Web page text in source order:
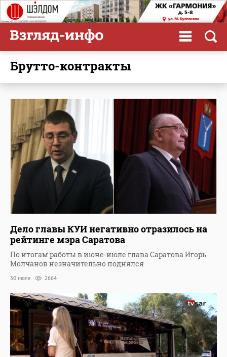
брутто-контракты
Дело главы КУИ негативно отразилось на
рейтинге мэра Саратова
По итогам работы в июне-июле глава Саратова Игорь
Молчанов незначительно поднялся
30 июля 2664